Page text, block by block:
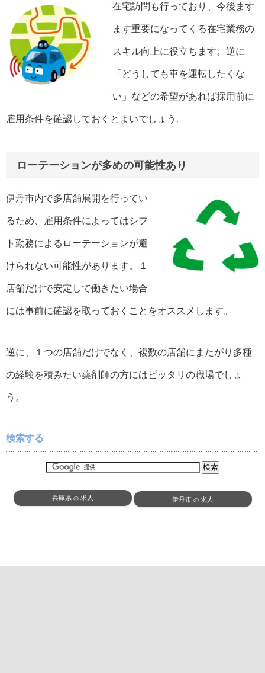
在宅訪問も行っており、今後ます
ます重要になってくる在宅業務の
スキル向上に役立ちます。逆に
「どうしても車を運転したくな
い」などの希望があれば採用前に
雇用条件を確認しておくとよいでしょう。
ローテーションが多めの可能性あり
伊丹市内で多店舗展開を行ってい
るため、雇用条件によってはシフ
ト勤務によるローテーションが避
けられない可能性があります。１
店舗だけで安定して働きたい場合
には事前に確認を取っておくことをオススメします。
逆に、１つの店舗だけでなく、複数の店舗にまたがり多種
の経験を積みたい薬剤師の方にはピッタリの職場でしょ
う。
検索する
兵庫県の 求人 伊丹市の 求人